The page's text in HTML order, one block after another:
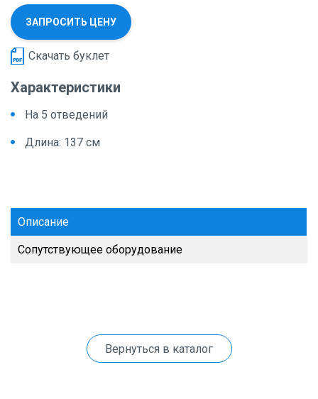
ЗАПРОСИТЬ ЦЕНУ
Скачать буклет
Характеристики
На 5 отведений
Длина: 137 см
Описание
Сопутствующее оборудование
Вернуться в каталог